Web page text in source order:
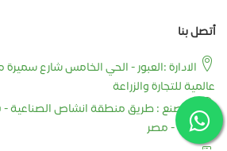
أتصل بنا
الادارة :العبور - الحي الخامس شارع
عالمية للتجارة والزراعة
المصنع : طريق منطقة انشاص
الشرقية - مصر